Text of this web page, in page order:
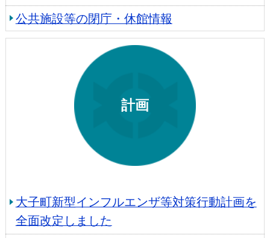
公共施設等の閉庁・休館情報
計画
大子町新型インフルエンザ等対策行動計画を
全面改定しました